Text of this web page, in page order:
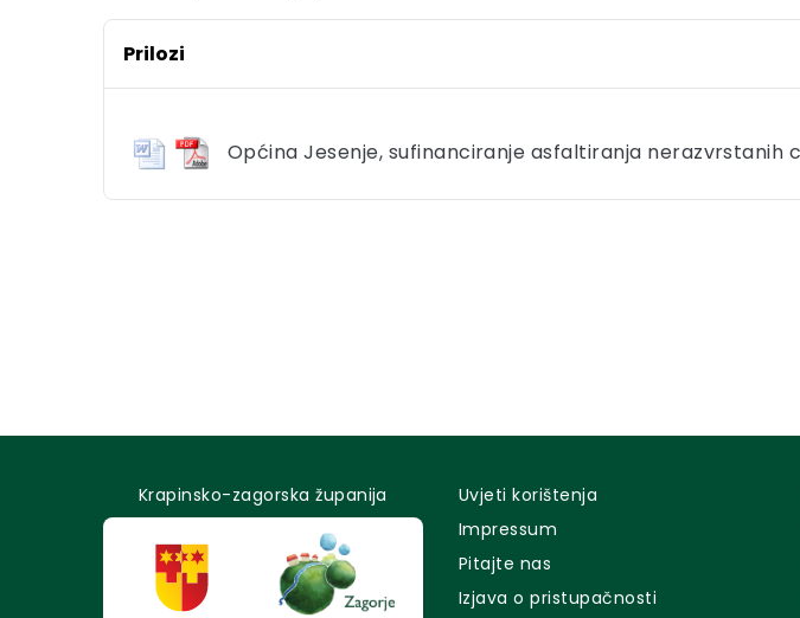
Prilozi
Općina Jesenje, sufinanciranje asfaltiranja nerazvrstanih
Krapinsko-zagorska županija
Uvjeti korištenja
Impressum
Pitajte nas
Izjava o pristupačnosti